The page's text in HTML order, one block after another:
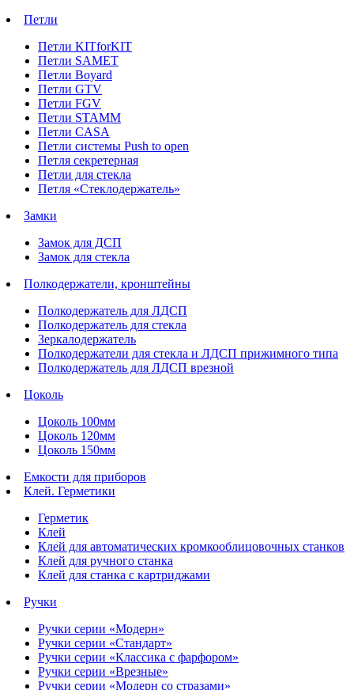
Петли
Петли KITforKIT
Петли SAMET
Петли Boyard
Петли GTV
Петли FGV
Петли STAMM
Петли CASA
Петли системы Push to open
Петля секретерная
Петли для стекла
Петля «Стеклодержатель»
Замки
Замок для ДСП
Замок для стекла
Полкодержатели, кронштейны
Полкодержатель для ЛДСП
Полкодержатель для стекла
Зеркалодержатель
Полкодержатели для стекла и ЛДСП прижимного типа
Полкодержатель для ЛДСП врезной
Цоколь
Цоколь 100мм
Цоколь 120мм
Цоколь 150мм
Емкости для приборов
Клей. Герметики
Герметик
Клей
Клей для автоматических кромкооблицовочных станков
Клей для ручного станка
Клей для станка с картриджами
Ручки
Ручки серии «Модерн»
Ручки серии «Стандарт»
Ручки серии «Классика с фарфором»
Ручки серии «Врезные»
Ручки серии «Модерн со стразами»